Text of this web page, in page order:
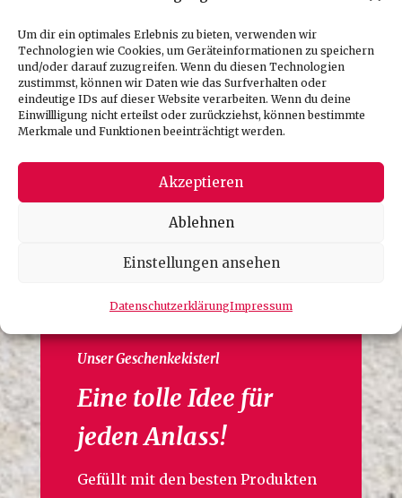
Um dir ein optimales Erlebnis zu bieten, verwenden wir
Technologien wie Cookies, um Geräteinformationen zu speichern
und/oder darauf zuzugreifen. Wenn du diesen Technologien
zustimmst, können wir Daten wie das Surfverhalten oder
eindeutige IDs auf dieser Website verarbeiten. Wenn du deine
Einwillligung nicht erteilst oder zurückziehst, können bestimmte
Merkmale und Funktionen beeinträchtigt werden.
Akzeptieren
Ablehnen
Einstellungen ansehen
DatenschutzerklärungImpressum
Unser Geschenkekisterl
Eine tolle Idee für
jeden Anlass!
Gefüllt mit den besten Produkten